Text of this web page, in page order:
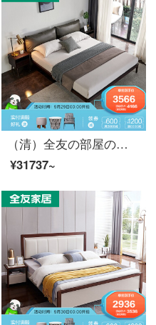
（清）全友の部屋のダブルベッドの水曲柳ベッド寝室の柔らかいベッドセットの家具セットの大きいベッドの意味式の簡単なフレームベッドの1.5メートル1.8メートルの125101の延長ベッド（皮の柔らかい包みがあります）＋ベッドの頭台*2 1.8メートル
¥31737~